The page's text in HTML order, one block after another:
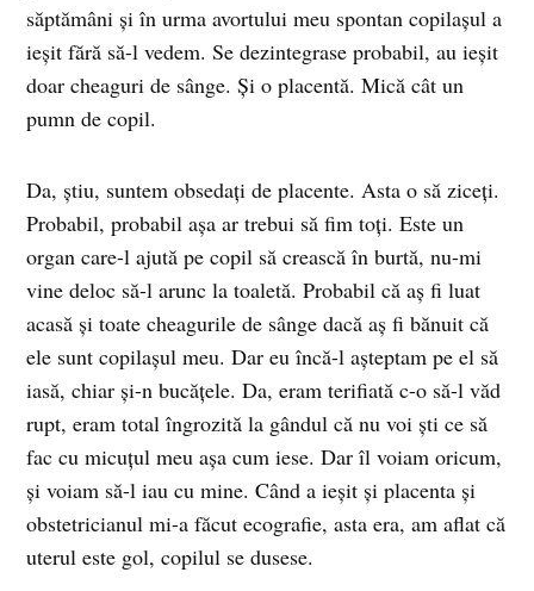
săptămâni și în urma avortului meu spontan copilașul a
ieșit fără să-l vedem. Se dezintegrase probabil, au ieșit
doar cheaguri de sânge. Și o placentă. Mică cât un
pumn de copil.
Da, știu, suntem obsedați de placente. Asta o să ziceți.
Probabil, probabil așa ar trebui să fim toți. Este un
organ care-l ajută pe copil să crească în burtă, nu-mi
vine deloc să-l arunc la toaletă. Probabil că aș fi luat
acasă și toate cheagurile de sânge dacă aș fi bănuit că
ele sunt copilașul meu. Dar eu încă-l așteptam pe el să
iasă, chiar și-n bucățele. Da, eram terifiată c-o să-l văd
rupt, eram total îngrozită la gândul că nu voi ști ce să
fac cu micuțul meu așa cum iese. Dar îl voiam oricum,
și voiam să-l iau cu mine. Când a ieșit și placenta și
obstetricianul mi-a făcut ecografie, asta era, am aflat că
uterul este gol, copilul se dusese.